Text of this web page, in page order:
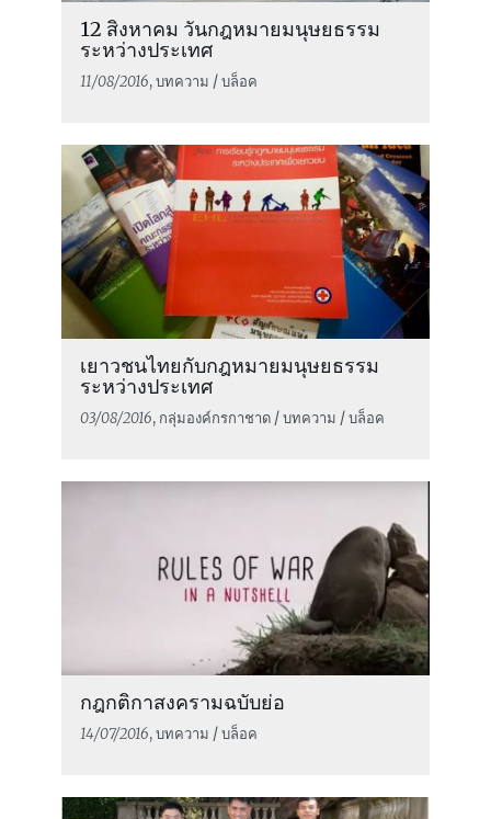
12 สิงหาคม วันกฎหมายมนุษยธรรม
ระหว่างประเทศ
11/08/2016, บทความ / บล็อค
เยาวชนไทยกับกฎหมายมนุษยธรรม
ระหว่างประเทศ
03/08/2016, กลุ่มองค์กรกาชาด / บทความ / บล็อค
กฎกติกาสงครามฉบับย่อ
14/07/2016, บทความ / บล็อค